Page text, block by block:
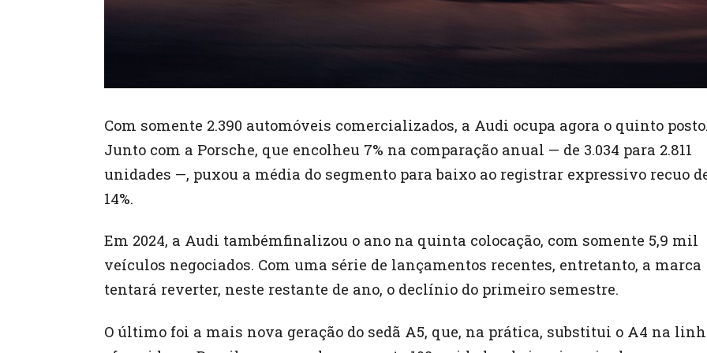
Com somente 2.390 automóveis comercializados, a Audi ocupa agora o quinto posto.
Junto com a Porsche, que encolheu 7% na comparação anual — de 3.034 para 2.811
unidades —, puxou a média do segmento para baixo ao registrar expressivo recuo
14%.
Em 2024, a Audi tambémfinalizou o ano na quinta colocação, com somente 5,9 mil
veículos negociados. Com uma série de lançamentos recentes, entretanto, a marca
tentará reverter, neste restante de ano, o declínio do primeiro semestre.
O último foi a mais nova geração do sedã A5, que, na prática, substitui o A4 na